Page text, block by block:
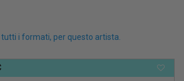
i formati, per questo artista.